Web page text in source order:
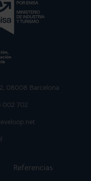
08008 Barcelona
002 702
Referencias